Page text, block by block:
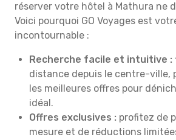
réserver votre hôtel à Mathura ne
Voici pourquoi GO Voyages est
incontournable :
Recherche facile et intuitive :
distance depuis le centre-ville,
les meilleures offres pour
idéal.
Offres exclusives : profitez de
mesure et de réductions